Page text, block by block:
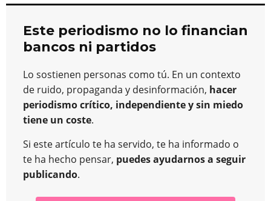
Este periodismo no lo financian
bancos ni partidos
Lo sostienen personas como tú. En un contexto
de ruido, propaganda y desinformación, hacer
periodismo crítico, independiente y sin miedo
tiene un coste.
Si este artículo te ha servido, te ha informado o
te ha hecho pensar, puedes ayudarnos a seguir
publicando.